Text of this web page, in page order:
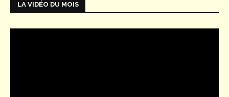
LA VIDÉO DU MOIS